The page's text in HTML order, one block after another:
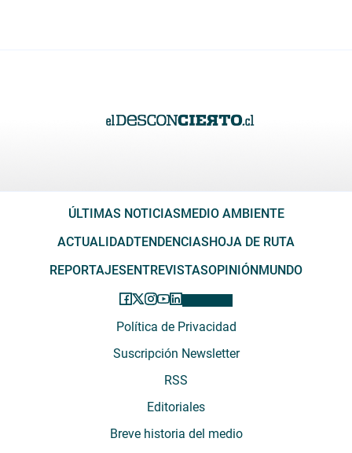
ÚLTIMAS NOTICIASMEDIO AMBIENTE
ACTUALIDADTENDENCIASHOJA DE RUTA
REPORTAJESENTREVISTASOPINIÓNMUNDO
Política de Privacidad
Suscripción Newsletter
RSS
Editoriales
Breve historia del medio